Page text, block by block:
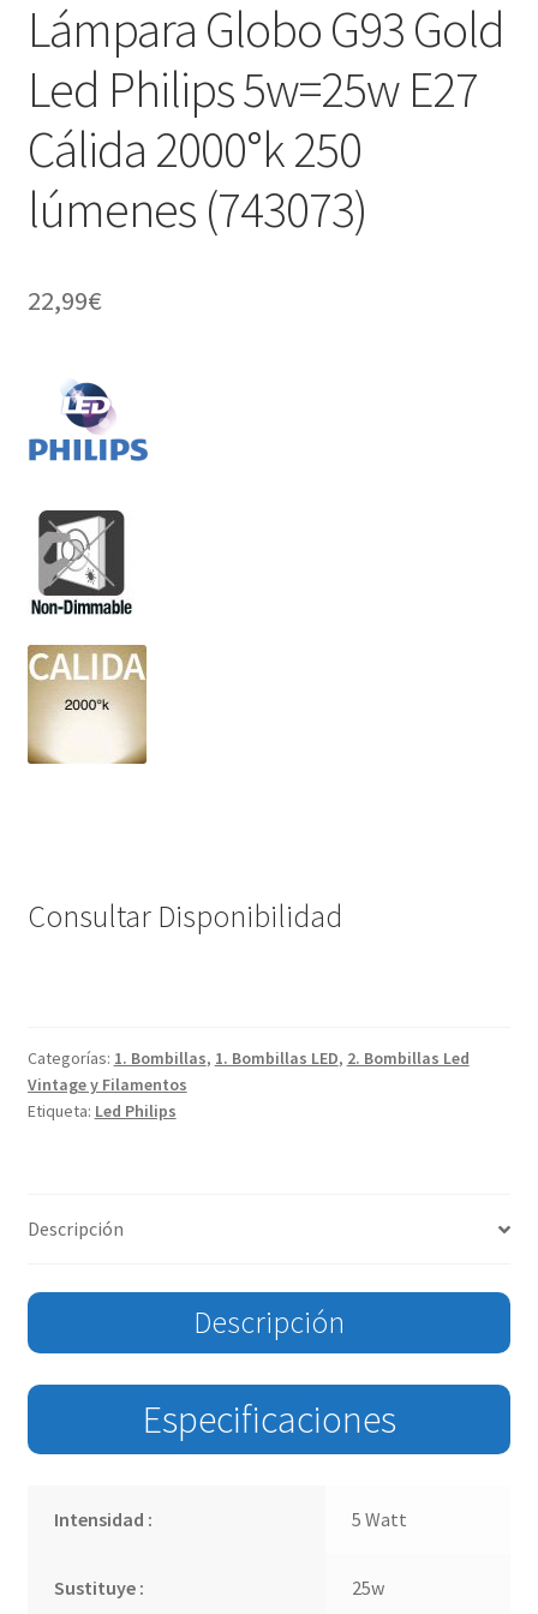
Lámpara Globo G93 Gold
Led Philips 5w=25w E27
Cálida 2000°k 250
lúmenes (743073)
22,99€
Consultar Disponibilidad
Categorías: 1. Bombillas, 1. Bombillas LED, 2. Bombillas Led
Vintage y Filamentos
Etiqueta: Led Philips
Descripción
Descripción
Especificaciones
Intensidad : 5 Watt
Sustituye : 25w